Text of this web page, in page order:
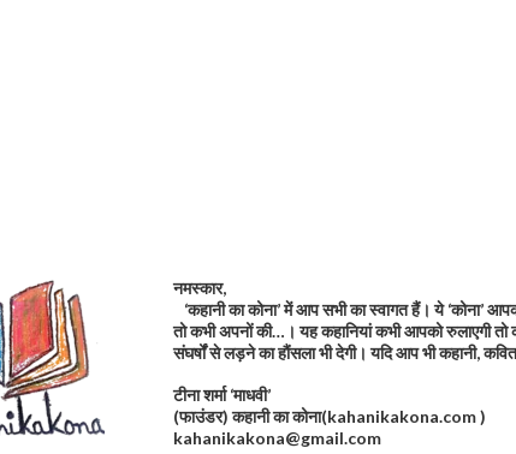
नमस्कार,
‘कहानी का कोना’ में आप सभी का स्वागत हैं। ये ‘कोना’
तो कभी अपनों की…। यह कहानियां कभी आपको रुलाएगी
संघर्षों से लड़ने का हौंसला भी देगी। यदि आप भी कहानी,
टीना शर्मा ‘माधवी’
(फाउंडर) कहानी का कोना(kahanikakona.com )
kahanikakona@gmail.com